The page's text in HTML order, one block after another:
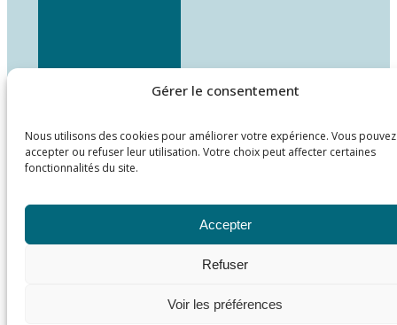
Gérer le consentement
Nous utilisons des cookies pour améliorer votre expérience. Vous pouvez
accepter ou refuser leur utilisation. Votre choix peut affecter certaines
fonctionnalités du site.
Accepter
Refuser
Voir les préférences